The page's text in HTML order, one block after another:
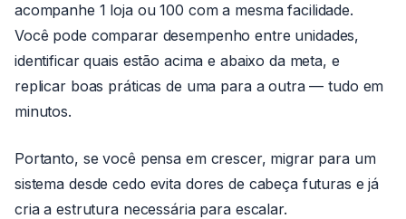
acompanhe 1 loja ou 100 com a mesma facilidade.
Você pode comparar desempenho entre unidades,
identificar quais estão acima e abaixo da meta, e
replicar boas práticas de uma para a outra — tudo em
minutos.
Portanto, se você pensa em crescer, migrar para um
sistema desde cedo evita dores de cabeça futuras e já
cria a estrutura necessária para escalar.